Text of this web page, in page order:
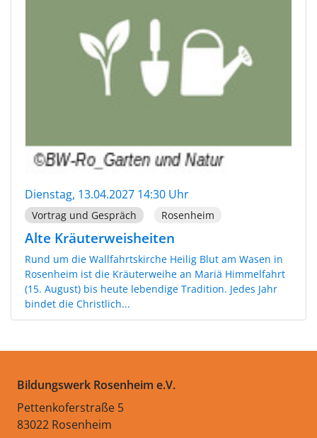
Dienstag, 13.04.2027 14:30 Uhr
Vortrag und Gespräch Rosenheim
Alte Kräuterweisheiten
Rund um die Wallfahrtskirche Heilig Blut am Wasen in
Rosenheim ist die Kräuterweihe an Mariä Himmelfahrt
(15. August) bis heute lebendige Tradition. Jedes Jahr
bindet die Christlich...
Bildungswerk Rosenheim e.V.
Pettenkoferstraße 5
83022 Rosenheim